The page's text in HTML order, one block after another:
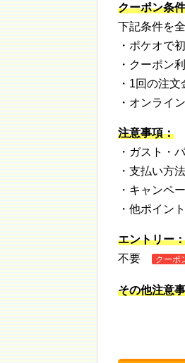
クーポン条
下記条件を
・ポケオで
・クーポン
・1回の注
・オンライ
注意事項：
・ガスト・
・支払い方
・キャンペ
・他ポイン
エントリー：
不要
クーポ
その他注意